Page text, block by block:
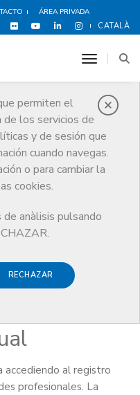
ÁREA PRIVADA
CATALÀ
permiten el
los servicios de
y de sesión que
cuando navegas.
o para cambiar la
cookies.
anàlisis pulsando
RECHAZAR
toggle
/ organizaciones
/
accediendo al registro
profesionales. La